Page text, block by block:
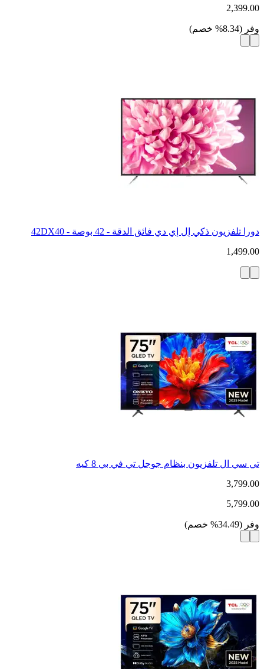
2,399.00
وفر (
8.34
% خصم)
دورا تلفزيون ذكي إل إي دي فائق الدقة - 42 بوصة - 42DX40
1,499.00
تي سي ال تلفزيون بنظام جوجل تي في بي 8 كيه
3,799.00
5,799.00
وفر (
34.49
% خصم)